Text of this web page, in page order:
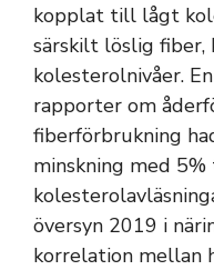
kopplat till lågt
särskilt löslig fiber,
kolesterolnivåer.
rapporter om
fiberförbrukning
minskning med
översyn 2019 i
korrelation mellan